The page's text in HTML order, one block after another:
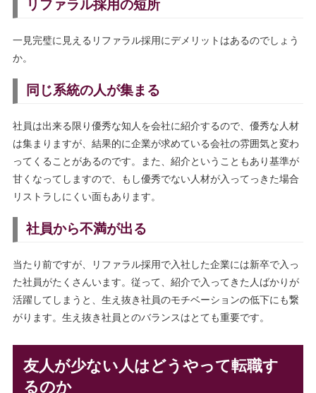
リファラル採用の短所
一見完璧に見えるリファラル採用にデメリットはあるのでしょう
か。
同じ系統の人が集まる
社員は出来る限り優秀な知人を会社に紹介するので、優秀な人材
は集まりますが、結果的に企業が求めている会社の雰囲気と変わ
ってくることがあるのです。また、紹介ということもあり基準が
甘くなってしますので、もし優秀でない人材が入ってっきた場合
リストラしにくい面もあります。
社員から不満が出る
当たり前ですが、リファラル採用で入社した企業には新卒で入っ
た社員がたくさんいます。従って、紹介で入ってきた人ばかりが
活躍してしまうと、生え抜き社員のモチベーションの低下にも繋
がります。生え抜き社員とのバランスはとても重要です。
友人が少ない人はどうやって転職す
るのか